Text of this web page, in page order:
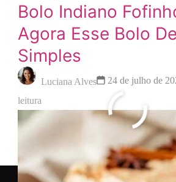
Bolo Indiano
Agora Esse Bolo
Simples
Luciana Alves 24 de julho de
leitura
Leia mais